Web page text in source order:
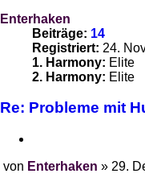
Enterhaken
Beiträge: 14
Registriert: 24.
1. Harmony: Elite
2. Harmony: Elite
Re: Probleme mit
von Enterhaken » 29.